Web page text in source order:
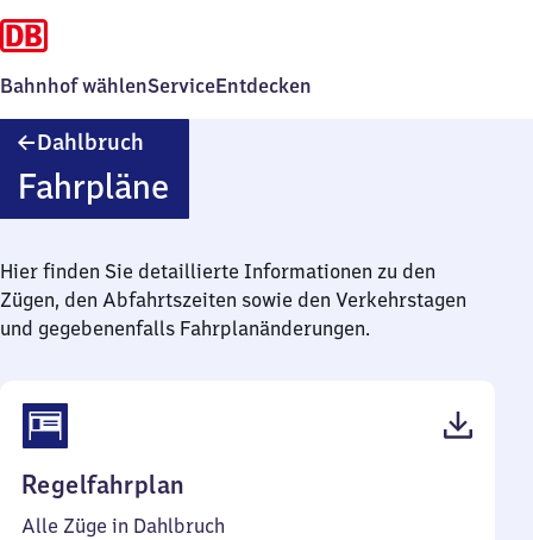
Bahnhof wählenServiceEntdecken
Dahlbruch
Fahrpläne
Hier finden Sie detaillierte Informationen zu den
Zügen, den Abfahrtszeiten sowie den Verkehrstagen
und gegebenenfalls Fahrplanänderungen.
Regelfahrplan
39
Alle Züge in Dahlbruch